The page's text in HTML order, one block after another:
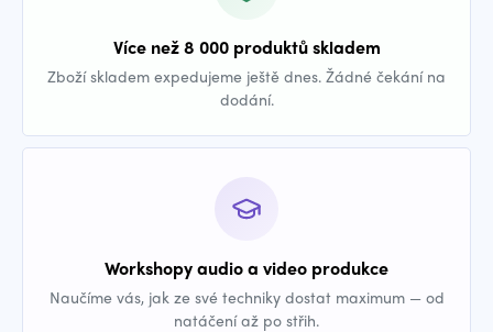
Více než 8 000 produktů skladem
Zboží skladem expedujeme ještě dnes. Žádné čekání na
dodání.
Workshopy audio a video produkce
Naučíme vás, jak ze své techniky dostat maximum — od
natáčení až po střih.